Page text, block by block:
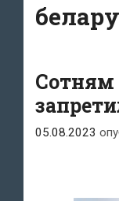
Сотням
05.08.2023